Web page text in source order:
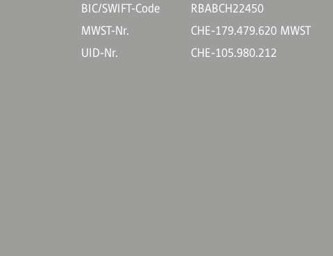
BIC/SWIFT-Code
RBABCH22450
MWST-Nr.
CHE-179.479.620 MWST
UID-Nr.
CHE-105.980.212